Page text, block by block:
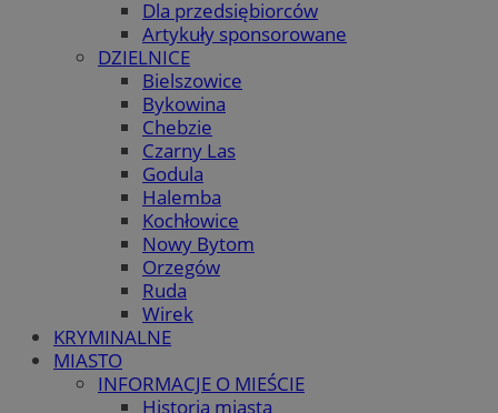
Dla przedsiębiorców
Artykuły sponsorowane
DZIELNICE
Bielszowice
Bykowina
Chebzie
Czarny Las
Godula
Halemba
Kochłowice
Nowy Bytom
Orzegów
Ruda
Wirek
KRYMINALNE
MIASTO
INFORMACJE O MIEŚCIE
Historia miasta